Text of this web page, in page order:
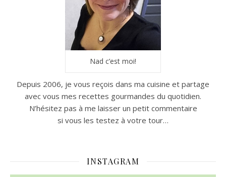
Nad c’est moi!
Depuis 2006, je vous reçois dans ma cuisine et partage
avec vous mes recettes gourmandes du quotidien.
N’hésitez pas à me laisser un petit commentaire
si vous les testez à votre tour…
INSTAGRAM